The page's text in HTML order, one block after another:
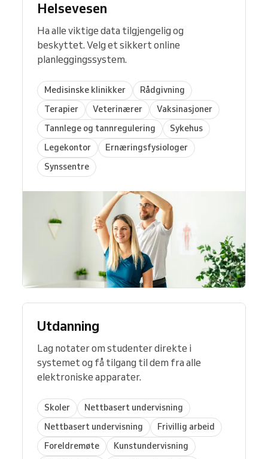
Helsevesen
Ha alle viktige data tilgjengelig og
beskyttet. Velg et sikkert online
planleggingssystem.
Medisinske klinikker
Rådgivning
Terapier
Veterinærer
Vaksinasjoner
Tannlege og tannregulering
Sykehus
Legekontor
Ernæringsfysiologer
Synssentre
Utdanning
Lag notater om studenter direkte i
systemet og få tilgang til dem fra alle
elektroniske apparater.
Skoler
Nettbasert undervisning
Nettbasert undervisning
Frivillig arbeid
Foreldremøte
Kunstundervisning